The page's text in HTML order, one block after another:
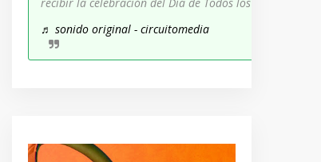
♬ sonido original - circuitomedia